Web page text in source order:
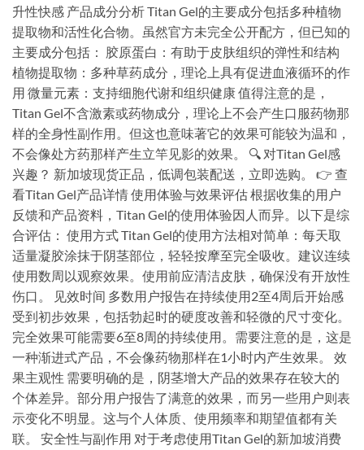
升性快感 产品成分分析 Titan Gel的主要成分包括多种植物
提取物和活性化合物。虽然官方未完全公开配方，但已知的
主要成分包括： 胶原蛋白：有助于皮肤组织的弹性和结构
植物提取物：多种草药成分，理论上具有促进血液循环的作
用 微量元素：支持细胞代谢和组织健康 值得注意的是，
Titan Gel不含激素或药物成分，理论上不会产生口服药物那
样的全身性副作用。但这也意味著它的效果可能较为温和，
不会像处方药那样产生立竿见影的效果。 🔍 对Titan Gel感
兴趣？ 新加坡现货正品，低调包装配送，立即选购。 👉 查
看Titan Gel产品详情 使用体验与效果评估 根据收集的用户
反馈和产品资料，Titan Gel的使用体验因人而异。以下是综
合评估： 使用方式 Titan Gel的使用方法相对简单：每天取
适量凝胶涂抹于阴茎部位，轻轻按摩至完全吸收。建议连续
使用数周以观察效果。使用前应清洁皮肤，确保没有开放性
伤口。 见效时间 多数用户报告在持续使用2至4周后开始感
受到初步效果，包括勃起时的硬度改善和轻微的尺寸变化。
完全效果可能需要6至8周的持续使用。需要注意的是，这是
一种渐进式产品，不会像药物那样在1小时内产生效果。 效
果主观性 需要明确的是，阴茎增大产品的效果存在较大的
个体差异。部分用户报告了满意的效果，而另一些用户则表
示变化不明显。这与个人体质、使用频率和期望值都有关
联。 安全性与副作用 对于考虑使用Titan Gel的新加坡消费